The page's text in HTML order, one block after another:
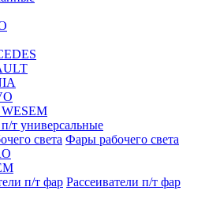
т универсальные
Фары рабочего света
Рассеиватели п/т фар